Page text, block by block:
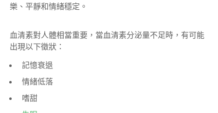
樂、平靜和情緒穩定。
血清素對人體相當重要，當血清素分泌量不足時，有可能
出現以下徵狀：
記憶衰退
情緒低落
嗜甜